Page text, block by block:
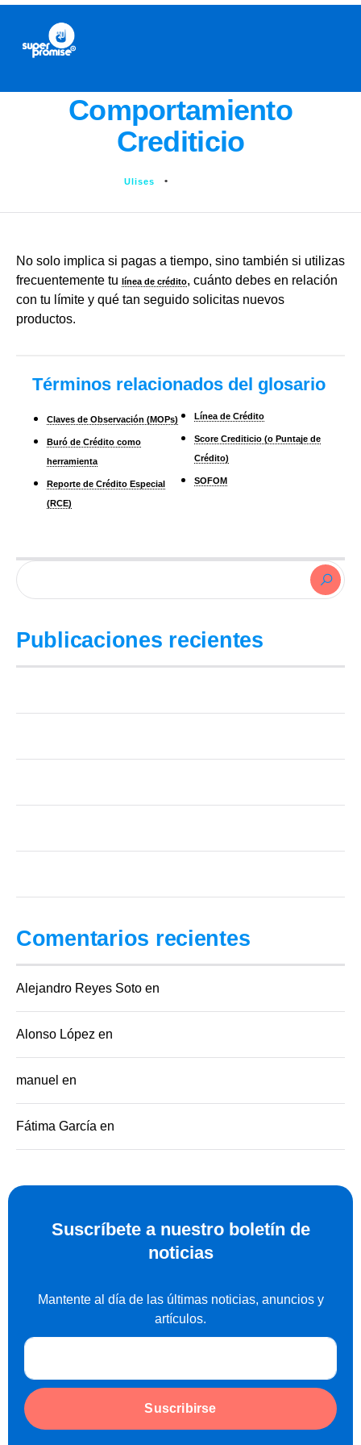
Comportamiento
Crediticio
Ulises
No solo implica si pagas a tiempo, sino también si utilizas
frecuentemente tu línea de crédito, cuánto debes en relación
con tu límite y qué tan seguido solicitas nuevos
productos.
Términos relacionados del glosario
Claves de Observación (MOPs)
Buró de Crédito como
herramienta
Reporte de Crédito Especial
(RCE)
Línea de Crédito
Score Crediticio (o Puntaje de
Crédito)
SOFOM
Publicaciones recientes
Comentarios recientes
Alejandro Reyes Soto en
Alonso López en
manuel en
Fátima García en
Suscríbete a nuestro boletín de
noticias
Mantente al día de las últimas noticias, anuncios y
artículos.
Suscribirse